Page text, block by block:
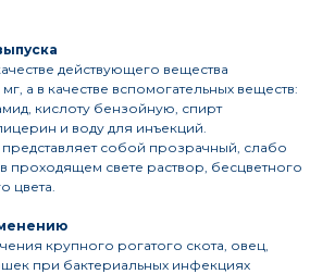
действующего вещества
а в качестве вспомогательных веществ:
кислоту бензойную, спирт
и воду для инъекций.
собой прозрачный, слабо
проходящем свете раствор, бесцветного
цвета.
крупного рогатого скота, овец,
при бактериальных инфекциях